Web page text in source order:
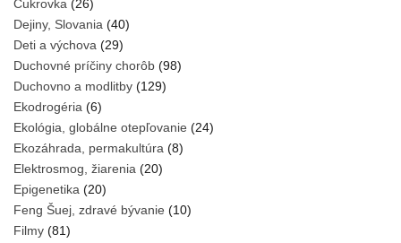
Cukrovka (26)
Dejiny, Slovania (40)
Deti a výchova (29)
Duchovné príčiny chorôb (98)
Duchovno a modlitby (129)
Ekodrogéria (6)
Ekológia, globálne otepľovanie (24)
Ekozáhrada, permakultúra (8)
Elektrosmog, žiarenia (20)
Epigenetika (20)
Feng Šuej, zdravé bývanie (10)
Filmy (81)